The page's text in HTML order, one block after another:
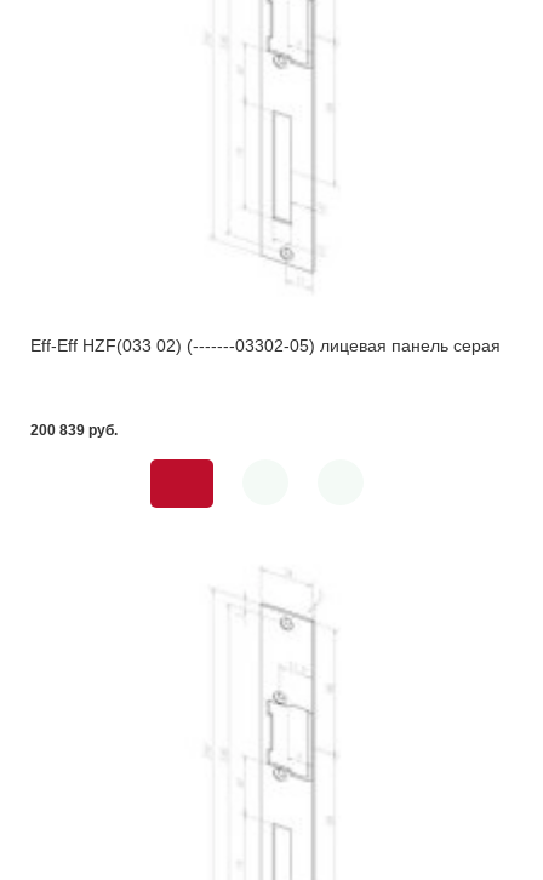
Eff-Eff HZF(033 02) (-------03302-05) лицевая панель серая
200 839 pуб.